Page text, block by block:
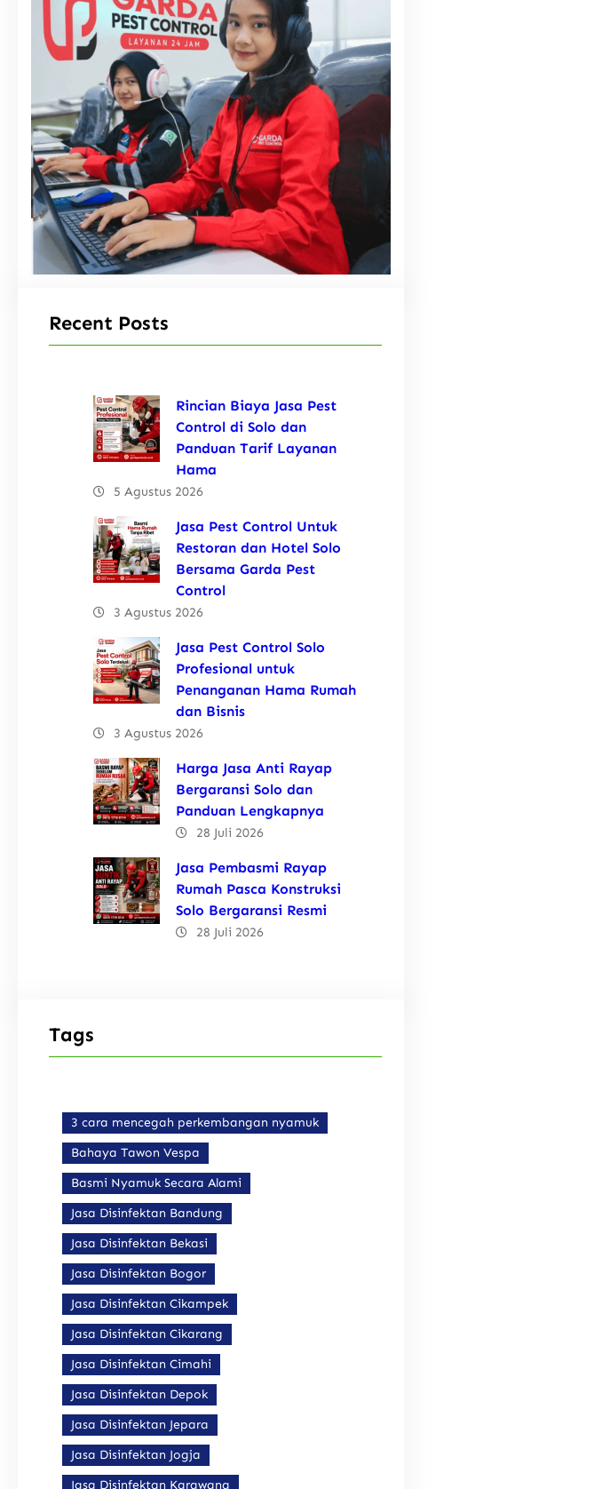
Recent Posts
Rincian Biaya Jasa Pest
Control di Solo dan
Panduan Tarif Layanan
Hama
5 Agustus 2026
Jasa Pest Control Untuk
Restoran dan Hotel Solo
Bersama Garda Pest
Control
3 Agustus 2026
Jasa Pest Control Solo
Profesional untuk
Penanganan Hama Rumah
dan Bisnis
3 Agustus 2026
Harga Jasa Anti Rayap
Bergaransi Solo dan
Panduan Lengkapnya
28 Juli 2026
Jasa Pembasmi Rayap
Rumah Pasca Konstruksi
Solo Bergaransi Resmi
28 Juli 2026
Tags
3 cara mencegah perkembangan nyamuk
Bahaya Tawon Vespa
Basmi Nyamuk Secara Alami
Jasa Disinfektan Bandung
Jasa Disinfektan Bekasi
Jasa Disinfektan Bogor
Jasa Disinfektan Cikampek
Jasa Disinfektan Cikarang
Jasa Disinfektan Cimahi
Jasa Disinfektan Depok
Jasa Disinfektan Jepara
Jasa Disinfektan Jogja
Jasa Disinfektan Karawang